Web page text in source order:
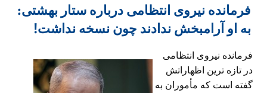
فرمانده نیروی انتظامی درباره ستار بهشتی:
به او آرامبخش ندادند چون نسخه نداشت!
فرمانده نیروی انتظامی
در تازه ترین اظهاراتش
گفته است که مأموران به